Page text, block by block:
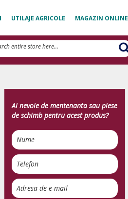
UTILAJE AGRICOLE MAGAZIN ONLINE
Ai nevoie de mentenanta sau piese
de schimb pentru acest produs?